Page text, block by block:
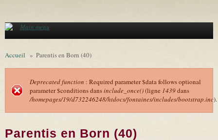
Main menu
Accueil » Parentis en Born (40)
Message d'erreur
Deprecated function : Required parameter $data follows optional
parameter $conditions dansinclude_once()(ligne 1439dans
/homepages/19/d732246248/htdocs/fontaines/includes/bootstrap.inc).
Parentis en Born (40)